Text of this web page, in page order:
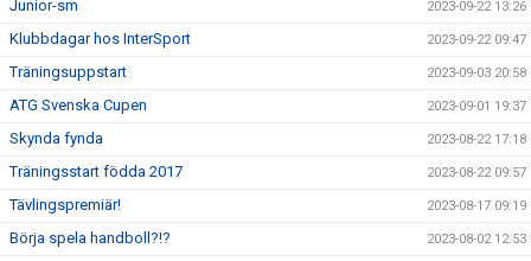
Junior-sm 2023-09-22 13:26
Klubbdagar hos InterSport 2023-09-22 09:47
Träningsuppstart 2023-09-03 20:58
ATG Svenska Cupen 2023-09-01 19:37
Skynda fynda 2023-08-22 17:18
Träningsstart födda 2017 2023-08-22 09:57
Tävlingspremiär! 2023-08-17 09:19
Börja spela handboll?!? 2023-08-02 12:53